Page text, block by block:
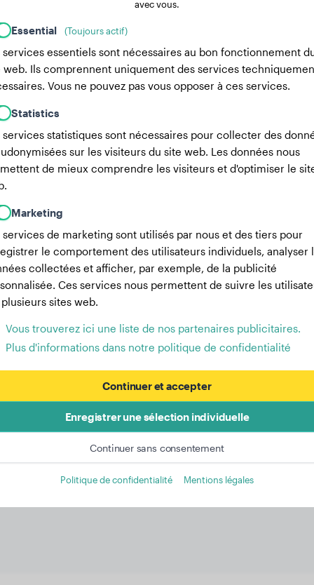
des femelles :
Spaniel Américain de 2 à
Américain font partie des chiens légers. À l'âge de
supplémentaires, leur poids moyen augmente pour
ces femelles atteignent finalement un poids
avec vous.
Essential (Toujours actif)
services essentiels sont nécessaires au bon fonctionnement
web. Ils comprennent uniquement des services
Vous ne pouvez pas vous opposer à ces services.
Statistics
services statistiques sont nécessaires pour collecter des
sur les visiteurs du site web. Les données nous
de mieux comprendre les visiteurs et d'optimiser le
Marketing
services de marketing sont utilisés par nous et des tiers pour
le comportement des utilisateurs individuels, analyser
collectées et afficher, par exemple, de la publicité
Ces services nous permettent de suivre les
sites web.
Vous trouverez ici une liste de nos partenaires publicitaires.
Plus d'informations dans notre politique de confidentialité
Continuer et accepter
Enregistrer une sélection individuelle
Continuer sans consentement
Politique de confidentialité Mentions légales